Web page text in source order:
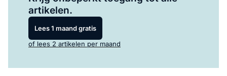
artikelen.
Lees 1 maand gratis
of lees 2 artikelen per maand